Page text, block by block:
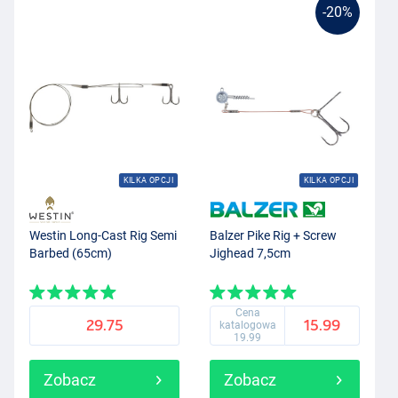
KILKA OPCJI
Westin Long-Cast Rig Semi
Barbed (65cm)
29.75
Zobacz
-20%
KILKA OPCJI
Balzer Pike Rig + Screw
Jighead 7,5cm
Cena
katalogowa
19.99
15.99
Zobacz